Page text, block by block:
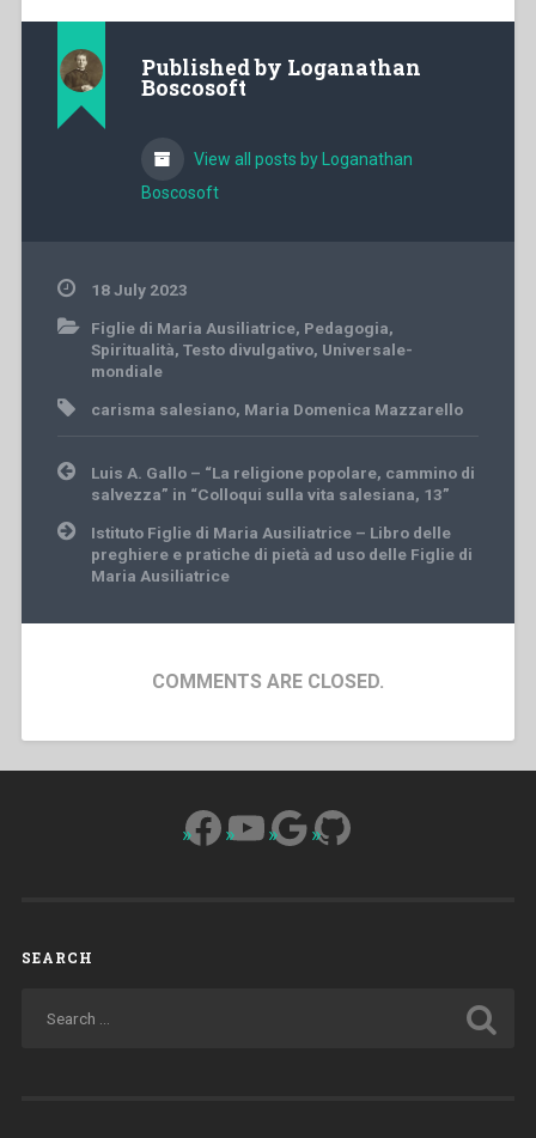
Published by Loganathan
Boscosoft
View all posts by Loganathan
Boscosoft
18 July 2023
Figlie di Maria Ausiliatrice, Pedagogia,
Spiritualità, Testo divulgativo, Universale-
mondiale
carisma salesiano, Maria Domenica Mazzarello
Post
navigation
Luis A. Gallo – “La religione popolare, cammino di
salvezza” in “Colloqui sulla vita salesiana, 13”
Istituto Figlie di Maria Ausiliatrice – Libro delle
preghiere e pratiche di pietà ad uso delle Figlie di
Maria Ausiliatrice
COMMENTS ARE CLOSED.
Facebook
YouTube
Google
GitHub
SEARCH